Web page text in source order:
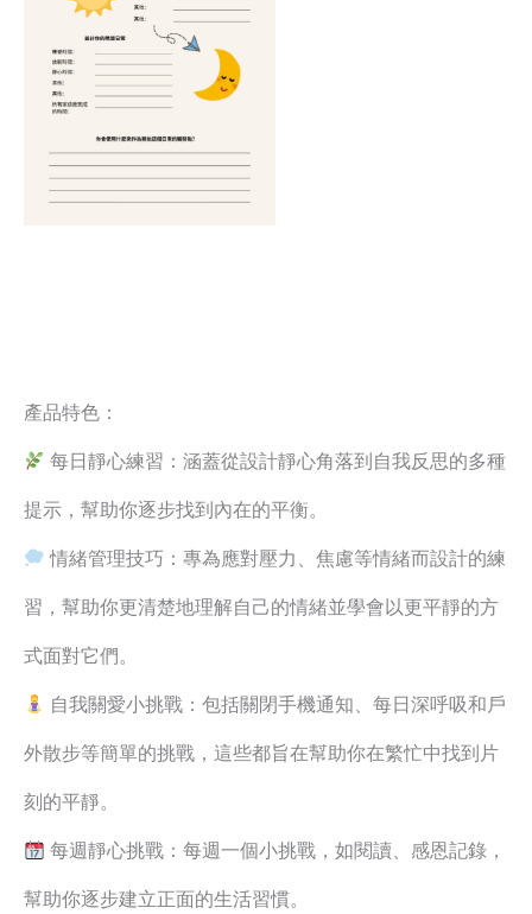
產品特色：
每日靜心練習：涵蓋從設計靜心角落到自我反思的多種
提示，幫助你逐步找到內在的平衡。
情緒管理技巧：專為應對壓力、焦慮等情緒而設計的練
習，幫助你更清楚地理解自己的情緒並學會以更平靜的方
式面對它們。
自我關愛小挑戰：包括關閉手機通知、每日深呼吸和戶
外散步等簡單的挑戰，這些都旨在幫助你在繁忙中找到片
刻的平靜。
每週靜心挑戰：每週一個小挑戰，如閱讀、感恩記錄，
幫助你逐步建立正面的生活習慣。